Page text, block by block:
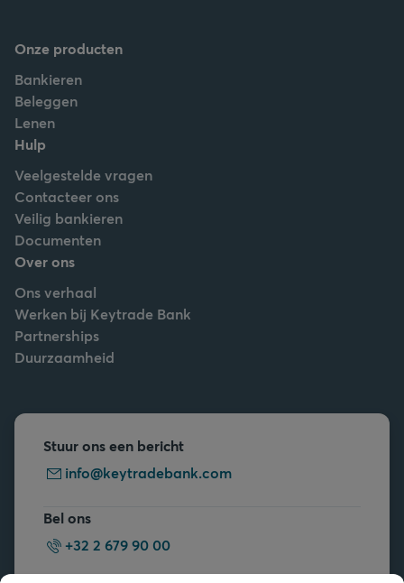
Onze producten
Bankieren
Beleggen
Lenen
Hulp
Veelgestelde vragen
Contacteer ons
Veilig bankieren
Documenten
Over ons
Ons verhaal
Werken bij Keytrade Bank
Partnerships
Duurzaamheid
Stuur ons een bericht
info@keytradebank.com
Bel ons
+32 2 679 90 00